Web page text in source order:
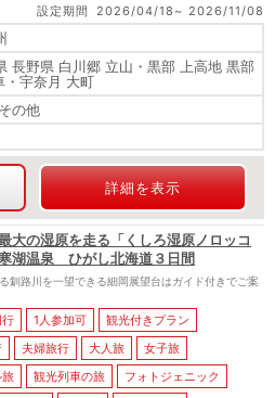
設定期間
2026/04/18
2026/11/08
長野県 白川郷 立山・黒部 上高地 黒部
・宇奈月 大町
の他
詳細を表示
大の湿原を走る「くしろ湿原ノロッコ
湖温泉 ひがし北海道３日間
釧路川を一望できる細岡展望台はガイド付きでご案
1人参加可
観光付きプラン
夫婦旅行 大人旅
女子旅
旅
観光列車の旅
フォトジェニック